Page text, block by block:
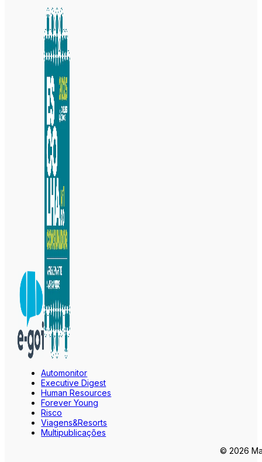
Automonitor
Executive Digest
Human Resources
Forever Young
Risco
Viagens&Resorts
Multipublicações
© 2026